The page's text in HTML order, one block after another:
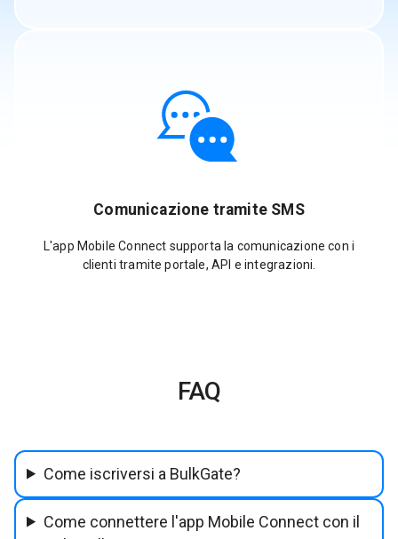
Comunicazione tramite SMS
L'app Mobile Connect supporta la comunicazione con i
clienti tramite portale, API e integrazioni.
FAQ
Come iscriversi a BulkGate?
Come connettere l'app Mobile Connect con il